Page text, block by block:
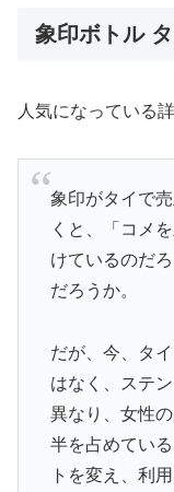
象印ボトル
人気になっている
象印がタイで
くと、「コメ
けているのだ
だろうか。
だが、今、タ
はなく、ステ
異なり、女性
半を占めてい
トを変え、利